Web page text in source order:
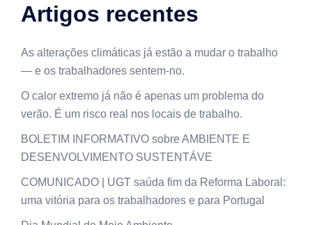
Artigos recentes
As alterações climáticas já estão a mudar o trabalho
— e os trabalhadores sentem-no.
O calor extremo já não é apenas um problema do
verão. É um risco real nos locais de trabalho.
BOLETIM INFORMATIVO sobre AMBIENTE E
DESENVOLVIMENTO SUSTENTÁVE
COMUNICADO | UGT saúda fim da Reforma Laboral:
uma vitória para os trabalhadores e para Portugal